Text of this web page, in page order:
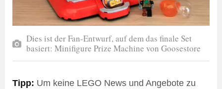
Dies ist der Fan-Entwurf, auf dem das finale Set
basiert: Minifigure Prize Machine von Goosestore
Tipp: Um keine LEGO News und Angebote zu